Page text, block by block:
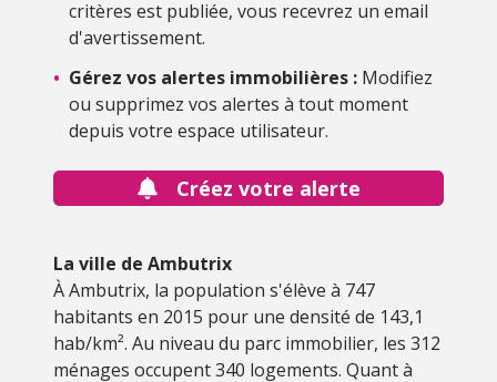
critères est publiée, vous recevrez un email
d'avertissement.
• Gérez vos alertes immobilières : Modifiez
ou supprimez vos alertes à tout moment
depuis votre espace utilisateur.
Créez votre alerte
La ville de Ambutrix
À Ambutrix, la population s'élève à 747
habitants en 2015 pour une densité de 143,1
hab/km². Au niveau du parc immobilier, les 312
ménages occupent 340 logements. Quant à